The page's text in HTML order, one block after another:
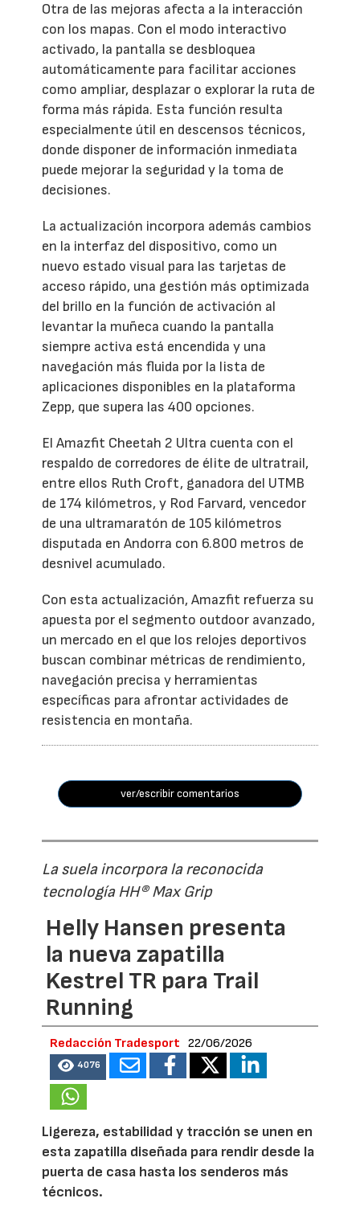
Otra de las mejoras afecta a la interacción
con los mapas. Con el modo interactivo
activado, la pantalla se desbloquea
automáticamente para facilitar acciones
como ampliar, desplazar o explorar la ruta de
forma más rápida. Esta función resulta
especialmente útil en descensos técnicos,
donde disponer de información inmediata
puede mejorar la seguridad y la toma de
decisiones.
La actualización incorpora además cambios
en la interfaz del dispositivo, como un
nuevo estado visual para las tarjetas de
acceso rápido, una gestión más optimizada
del brillo en la función de activación al
levantar la muñeca cuando la pantalla
siempre activa está encendida y una
navegación más fluida por la lista de
aplicaciones disponibles en la plataforma
Zepp, que supera las 400 opciones.
El Amazfit Cheetah 2 Ultra cuenta con el
respaldo de corredores de élite de ultratrail,
entre ellos Ruth Croft, ganadora del UTMB
de 174 kilómetros, y Rod Farvard, vencedor
de una ultramaratón de 105 kilómetros
disputada en Andorra con 6.800 metros de
desnivel acumulado.
Con esta actualización, Amazfit refuerza su
apuesta por el segmento outdoor avanzado,
un mercado en el que los relojes deportivos
buscan combinar métricas de rendimiento,
navegación precisa y herramientas
específicas para afrontar actividades de
resistencia en montaña.
ver/escribir comentarios
La suela incorpora la reconocida
tecnología HH® Max Grip
Helly Hansen presenta
la nueva zapatilla
Kestrel TR para Trail
Running
Redacción Tradesport 22/06/2026
4076
Ligereza, estabilidad y tracción se unen en
esta zapatilla diseñada para rendir desde la
puerta de casa hasta los senderos más
técnicos.